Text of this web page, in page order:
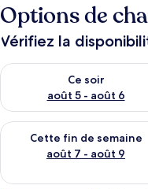
Options de
Vérifiez la
Ce soir
août 5 - août 6
Vérifier la disponibilité
Cette fin de semaine
août 7 - août 9
Vérifier la disponibilité